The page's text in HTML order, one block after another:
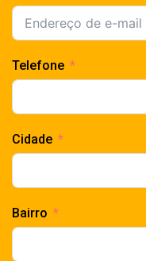
Telefone
Cidade
Bairro